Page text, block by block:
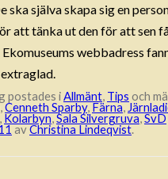
ska själva skapa sig en
att tänka ut den för att sen
webbadress
postades iAllmänt, Tips och
,Cenneth Sparby,Färna,
, Kolarbyn,Sala Silvergruva,SvD
avChristina Lindeqvist.